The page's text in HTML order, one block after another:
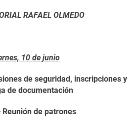
RAFAEL OLMEDO
10 de junio
de seguridad, inscripciones y
de documentación
Reunión de patrones